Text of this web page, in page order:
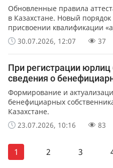
Обновленные правила
в Казахстане. Новый
присвоении квалификации
30.07.2026, 12:07
37
При регистрации юрлиц
сведения о
Формирование и
бенефициарных
Казахстане.
23.07.2026, 10:16
83
1 2 3